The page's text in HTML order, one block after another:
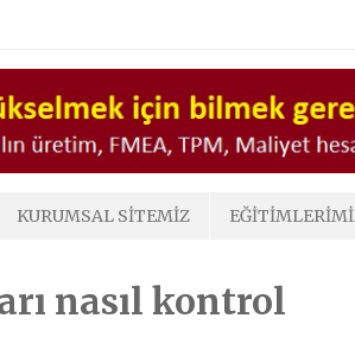
KURUMSAL SITEMIZ
nasıl kontrol